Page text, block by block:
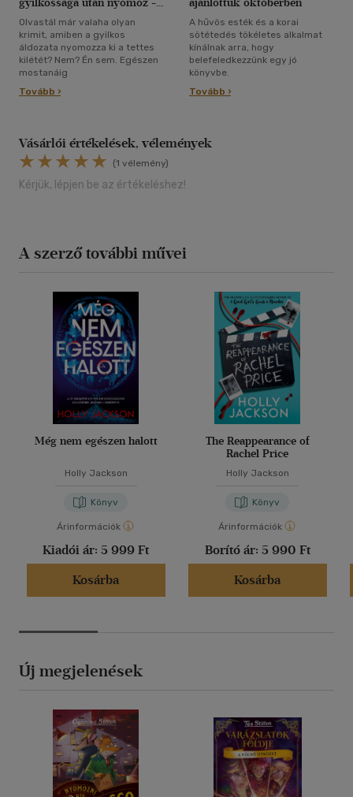
kisvárosi dráma és fekete
humor várja az olvasót
Holly Jackson legújabb
krimijében
Olvastál már valaha olyan
krimit, amiben a gyilkos
áldozata nyomozza ki a tettes
kilétét? Nem? Én sem. Egészen
mostanáig
Tovább ›
A hűvös esték és a korai
sötétedés tökéletes alkalmat
kínálnak arra, hogy
belefeledkezzünk egy jó
könyvbe.
Tovább ›
Vásárlói értékelések, vélemények
(1 vélemény)
Kérjük, lépjen be az értékeléshez!
A szerző további művei
Még nem egészen halott
Holly Jackson
Könyv
Árinformációk
Kiadói ár: 5 999 Ft
Kosárba
The Reappearance of
Rachel Price
Holly Jackson
Könyv
Árinformációk
Borító ár: 5 990 Ft
Kosárba
Új megjelenések